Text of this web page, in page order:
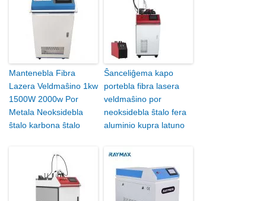
Mantenebla Fibra
Lazera Veldmaŝino 1kw
1500W 2000w Por
Metala Neoksidebla
ŝtalo karbona ŝtalo
Ŝanceliĝema kapo
portebla fibra lasera
veldmaŝino por
neoksidebla ŝtalo fera
aluminio kupra latuno